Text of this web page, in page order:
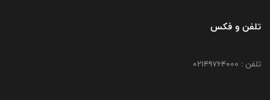
تلفن و فکس
تلفن : 02149764000